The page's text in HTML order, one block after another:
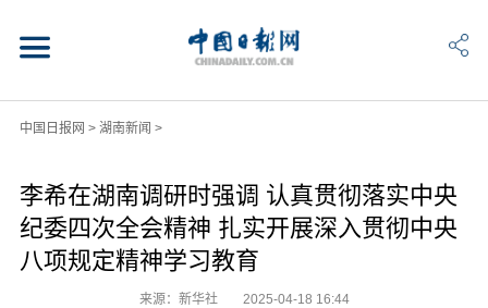
中国日报网 > 湖南新闻 >
李希在湖南调研时强调 认真贯彻落实中央
纪委四次全会精神 扎实开展深入贯彻中央
八项规定精神学习教育
来源：新华社 2025-04-18 16:44